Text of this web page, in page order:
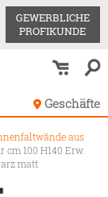
GEWERBLICHE
PROFIKUNDE
Geschäfte
aus
100 H140 Erw.
matt